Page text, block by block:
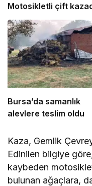
Motosikletli çift
kıl payı kurtuldu
Bursa’da samanlık
alevlere teslim oldu
Kaza, Gemlik
Edinilen bilgiye
kaybeden
bulunan ağaçlara,